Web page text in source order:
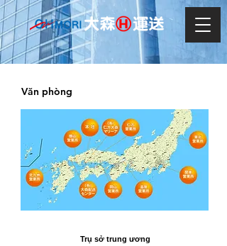
Văn phòng
Trụ sở trung ương